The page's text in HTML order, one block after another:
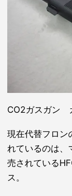
CO2ガスガン
現在代替フロン
れているのは、
売されている
ス。